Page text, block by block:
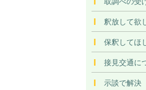
釈放して欲
保釈してほ
接見交通に
示談で解決